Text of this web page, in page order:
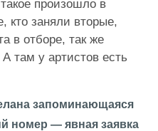
произошло в
кто заняли вторые,
в отборе, так же
там у артистов есть
запоминающаяся
номер — явная заявка